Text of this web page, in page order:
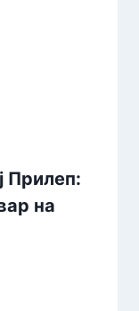
Прилеп:
на